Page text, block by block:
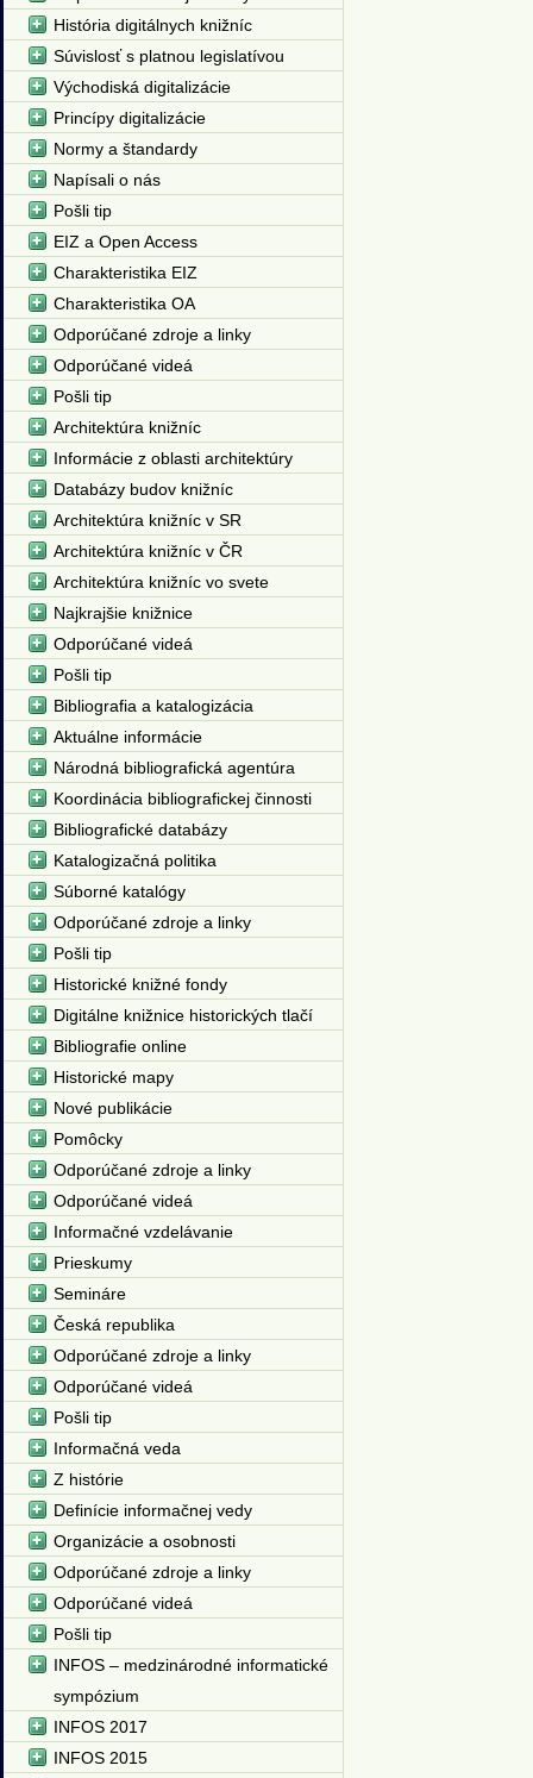
História digitálnych knižníc
Súvislosť s platnou legislatívou
Východiská digitalizácie
Princípy digitalizácie
Normy a štandardy
Napísali o nás
Pošli tip
EIZ a Open Access
Charakteristika EIZ
Charakteristika OA
Odporúčané zdroje a linky
Odporúčané videá
Pošli tip
Architektúra knižníc
Informácie z oblasti architektúry
Databázy budov knižníc
Architektúra knižníc v SR
Architektúra knižníc v ČR
Architektúra knižníc vo svete
Najkrajšie knižnice
Odporúčané videá
Pošli tip
Bibliografia a katalogizácia
Aktuálne informácie
Národná bibliografická agentúra
Koordinácia bibliografickej činnosti
Bibliografické databázy
Katalogizačná politika
Súborné katalógy
Odporúčané zdroje a linky
Pošli tip
Historické knižné fondy
Digitálne knižnice historických tlačí
Bibliografie online
Historické mapy
Nové publikácie
Pomôcky
Odporúčané zdroje a linky
Odporúčané videá
Informačné vzdelávanie
Prieskumy
Semináre
Česká republika
Odporúčané zdroje a linky
Odporúčané videá
Pošli tip
Informačná veda
Z histórie
Definície informačnej vedy
Organizácie a osobnosti
Odporúčané zdroje a linky
Odporúčané videá
Pošli tip
INFOS – medzinárodné informatické
sympózium
INFOS 2017
INFOS 2015